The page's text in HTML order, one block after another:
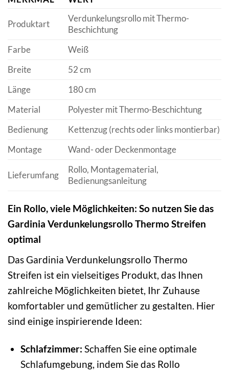
Produktart
Verdunkelungsrollo mit Thermo-
Beschichtung
Farbe
Weiß
Breite
52 cm
Länge
180 cm
Material
Polyester mit Thermo-Beschichtung
Bedienung
Kettenzug (rechts oder links montierbar)
Montage
Wand- oder Deckenmontage
Lieferumfang
Rollo, Montagematerial,
Bedienungsanleitung
Ein Rollo, viele Möglichkeiten: So nutzen Sie das
Gardinia Verdunkelungsrollo Thermo Streifen
optimal
Das Gardinia Verdunkelungsrollo Thermo
Streifen ist ein vielseitiges Produkt, das Ihnen
zahlreiche Möglichkeiten bietet, Ihr Zuhause
komfortabler und gemütlicher zu gestalten. Hier
sind einige inspirierende Ideen:
Schlafzimmer: Schaffen Sie eine optimale
Schlafumgebung, indem Sie das Rollo